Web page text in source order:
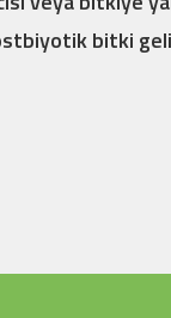
bitki